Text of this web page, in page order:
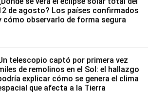
de agosto? Los países confirmados
cómo observarlo de forma segura
telescopio captó por primera vez
de remolinos en el Sol: el hallazgo
explicar cómo se genera el clima
que afecta a la Tierra